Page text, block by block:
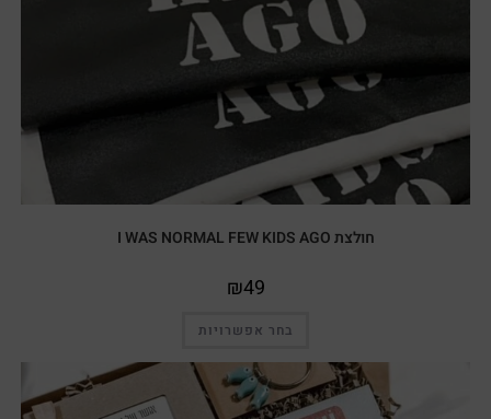
חולצת I WAS NORMAL FEW KIDS AGO
₪49
בחר אפשרויות